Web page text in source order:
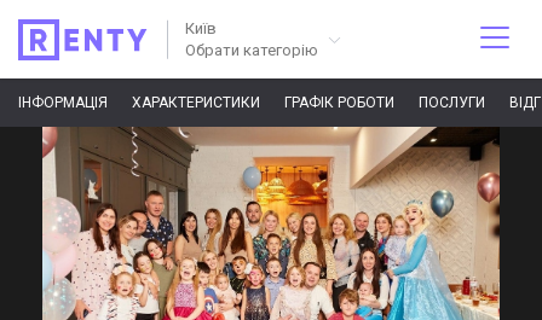
Київ
Обрати категорію
ІНФОРМАЦІЯ ХАРАКТЕРИСТИКИ ГРАФІК РОБОТИ ПОСЛУГИ